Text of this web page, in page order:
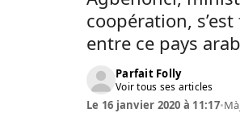
coopération,
entre ce pays
Parfait Folly
Voir tous ses articles
Le 16 janvier 2020 à 11:17•